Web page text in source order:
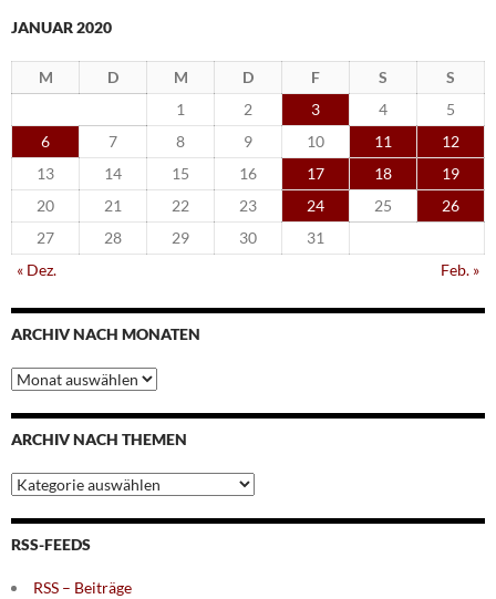
JANUAR 2020
M D M D F S
S
1
2 3 4
5
6
7 8 9 10 11
12
13
14 15 16 17 18
19
20
21 22 23 24 25
26
27
28 29 30
31
« Dez.
Feb. »
ARCHIV NACH MONATEN
Archiv
nach
Monaten
ARCHIV NACH THEMEN
Archiv
nach
Themen
RSS-FEEDS
RSS – Beiträge